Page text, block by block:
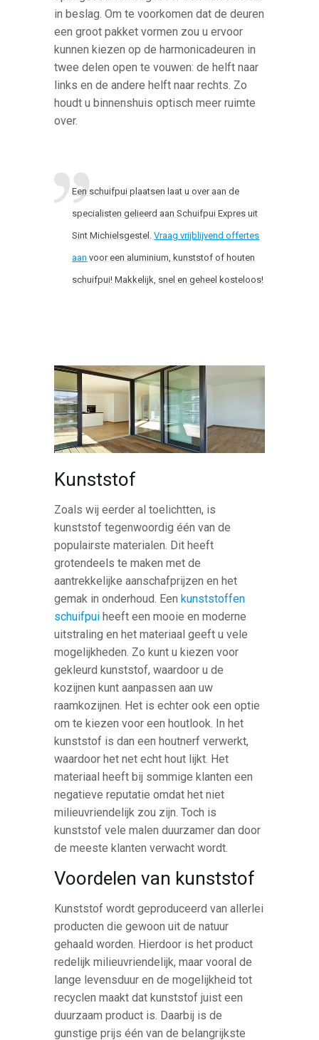
in beslag. Om te voorkomen dat de deuren
een groot pakket vormen zou u ervoor
kunnen kiezen op de harmonicadeuren in
twee delen open te vouwen: de helft naar
links en de andere helft naar rechts. Zo
houdt u binnenshuis optisch meer ruimte
over.
Een schuifpui plaatsen laat u over aan de
specialisten gelieerd aan Schuifpui Expres uit
Sint Michielsgestel.Vraag vrijblijvend offertes
aan voor een aluminium, kunststof of houten
schuifpui! Makkelijk, snel en geheel kosteloos!
Kunststof
Zoals wij eerder al toelichtten, is
kunststof tegenwoordig één van de
populairste materialen. Dit heeft
grotendeels te maken met de
aantrekkelijke aanschafprijzen en het
gemak in onderhoud. Eenkunststoffen
schuifpui heeft een mooie en moderne
uitstraling en het materiaal geeft u vele
mogelijkheden. Zo kunt u kiezen voor
gekleurd kunststof, waardoor u de
kozijnen kunt aanpassen aan uw
raamkozijnen. Het is echter ook een optie
om te kiezen voor een houtlook. In het
kunststof is dan een houtnerf verwerkt,
waardoor het net echt hout lijkt. Het
materiaal heeft bij sommige klanten een
negatieve reputatie omdat het niet
milieuvriendelijk zou zijn. Toch is
kunststof vele malen duurzamer dan door
de meeste klanten verwacht wordt.
Voordelen van kunststof
Kunststof wordt geproduceerd van allerlei
producten die gewoon uit de natuur
gehaald worden. Hierdoor is het product
redelijk milieuvriendelijk, maar vooral de
lange levensduur en de mogelijkheid tot
recyclen maakt dat kunststof juist een
duurzaam product is. Daarbij is de
gunstige prijs één van de belangrijkste